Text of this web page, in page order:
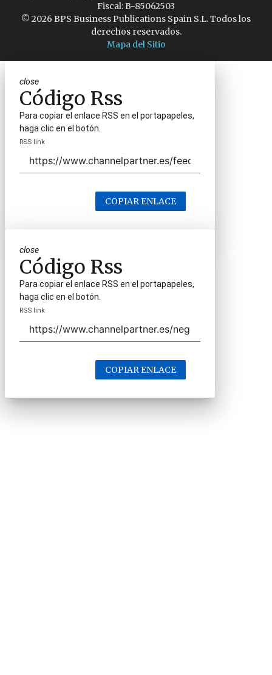
Fiscal: B-85062503
© 2026 BPS Business Publications Spain S.L. Todos los
derechos reservados.
Mapa del Sitio
close
Código Rss
Para copiar el enlace RSS en el portapapeles,
haga clic en el botón.
RSS link
COPIAR ENLACE
close
Código Rss
Para copiar el enlace RSS en el portapapeles,
haga clic en el botón.
RSS link
COPIAR ENLACE